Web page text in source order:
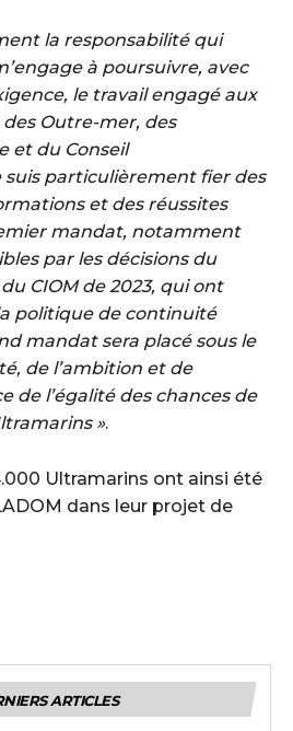
la responsabilité qui
à poursuivre, avec
le travail engagé aux
Outre-mer, des
et du Conseil
suis particulièrement fier des
et des réussites
mandat, notamment
par les décisions du
CIOM de 2023, qui ont
politique de continuité
mandat sera placé sous le
de l’ambition et de
de l’égalité des chances de
».
Ultramarins ont ainsi été
dans leur projet de
ARTICLES